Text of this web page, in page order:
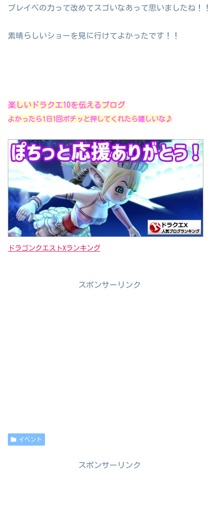
プレイベの力って改めてスゴいなあって思いましたね！！
素晴らしいショーを見に行けてよかったです！！
楽しいドラクエ10を伝えるブログ
よかったら1日1回ポチッと押してくれたら嬉しいな♪
ドラゴンクエストXランキング
スポンサーリンク
イベント
スポンサーリンク